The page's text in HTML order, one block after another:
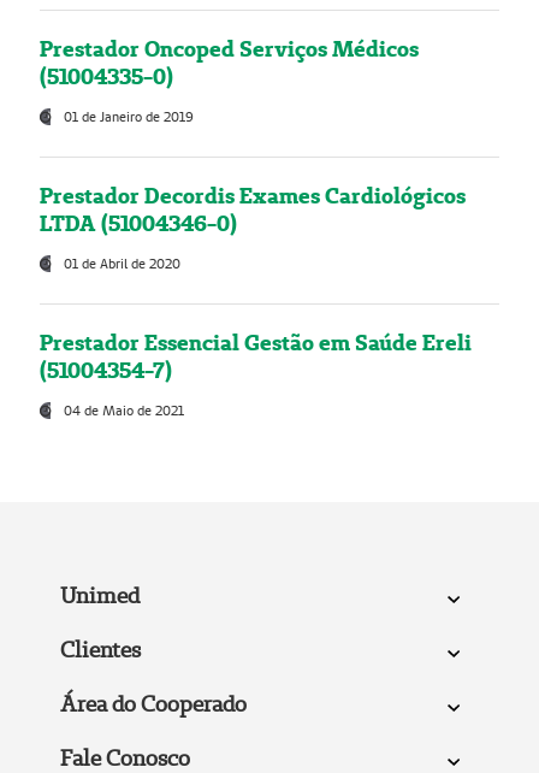
Prestador Oncoped Serviços Médicos
(51004335-0)
01 de Janeiro de 2019
Prestador Decordis Exames Cardiológicos
LTDA (51004346-0)
01 de Abril de 2020
Prestador Essencial Gestão em Saúde Ereli
(51004354-7)
04 de Maio de 2021
Unimed
Clientes
Área do Cooperado
Fale Conosco